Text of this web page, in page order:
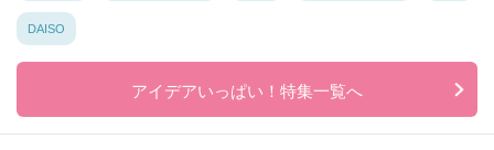
DAISO
アイデアいっぱい！特集一覧へ